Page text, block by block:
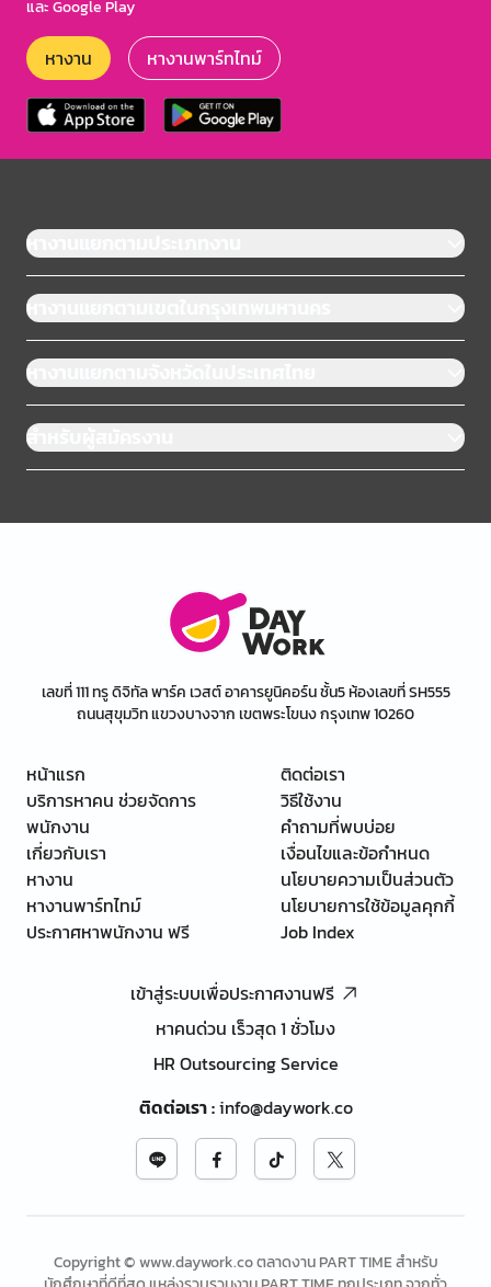
และ Google Play
หางาน หางานพาร์ทไทม์
หางานแยกตามประเภทงาน
หางานแยกตามเขตในกรุงเทพมหานคร
หางานแยกตามจังหวัดในประเทศไทย
สำหรับผู้สมัครงาน
เลขที่ 111 ทรู ดิจิทัล พาร์ค เวสต์ อาคารยูนิคอร์น ชั้น5 ห้องเลขที่ SH555
ถนนสุขุมวิท แขวงบางจาก เขตพระโขนง กรุงเทพ 10260
หน้าแรก
บริการหาคน ช่วยจัดการ
พนักงาน
เกี่ยวกับเรา
หางาน
หางานพาร์ทไทม์
ประกาศหาพนักงาน ฟรี
ติดต่อเรา
วิธีใช้งาน
คำถามที่พบบ่อย
เงื่อนไขและข้อกำหนด
นโยบายความเป็นส่วนตัว
นโยบายการใช้ข้อมูลคุกกี้
Job Index
เข้าสู่ระบบเพื่อประกาศงานฟรี
หาคนด่วน เร็วสุด 1 ชั่วโมง
HR Outsourcing Service
ติดต่อเรา:info@daywork.co
Copyright © www.daywork.co ตลาดงาน PART TIME สำหรับ